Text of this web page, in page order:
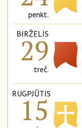
penkt.
BIRŽELIS
29
treč.
RUGPJŪTIS
15